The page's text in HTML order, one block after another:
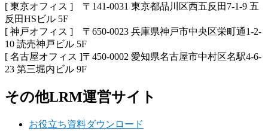
[ 東京オフィス ] 〒141-0031 東京都品川区西五反田7-1-9 五
反田HSビル 5F
[ 神戸オフィス ] 〒650-0023 兵庫県神戸市中央区栄町通1-2-
10 読売神戸ビル 5F
[ 名古屋オフィス ]〒450-0002 愛知県名古屋市中村区名駅4-6-
23 第三堀内ビル 9F
その他LRM運営サイト
お役立ち資料ダウンロード